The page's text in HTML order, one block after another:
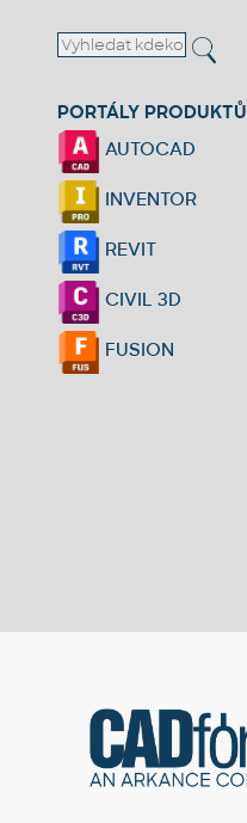
PORTÁLY PRODUKTŮ
AUTOCAD
INVENTOR
REVIT
CIVIL 3D
FUSION